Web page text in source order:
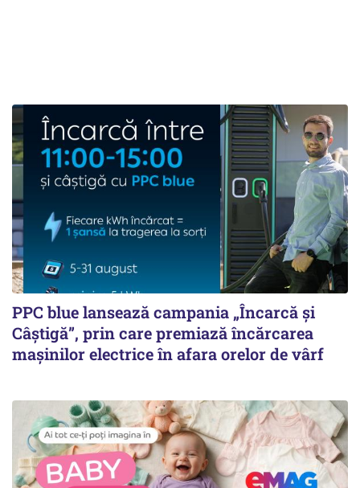
PPC blue lansează campania „Încarcă și
Câștigă”, prin care premiază încărcarea
mașinilor electrice în afara orelor de vârf